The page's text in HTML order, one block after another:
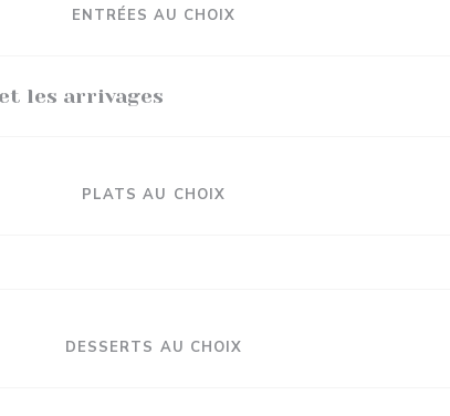
ENTRÉES AU CHOIX
les arrivages
PLATS AU CHOIX
DESSERTS AU CHOIX